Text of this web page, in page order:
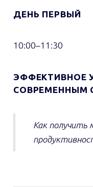
ДЕНЬ ПЕРВЫЙ
10:00–11:30
ЭФФЕКТИВНОЕ
СОВРЕМЕННЫМ
Как получить